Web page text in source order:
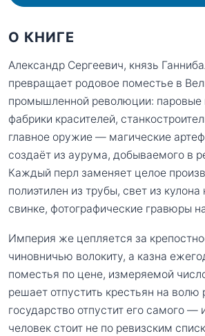
О КНИГЕ
Александр Сергеевич, князь
превращает родовое поместье в
промышленной революции: паровые
фабрики красителей,
главное оружие — магические
создаёт из аурума, добываемого в
Каждый перл заменяет целое
полиэтилен из трубы, свет из
свинке, фотографические гравюры
Империя же цепляется за
чиновничью волокиту, а казна
поместья по цене, измеряемой
решает отпустить крестьян на
государство отпустит его самого —
человек стоит не по ревизским